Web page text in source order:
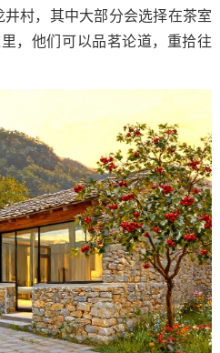
村，其中大部分会选择在茶室
，他们可以品茗论道，重拾往